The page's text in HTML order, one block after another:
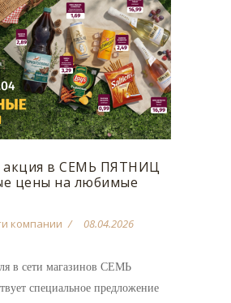
акция в СЕМЬ ПЯТНИЦ
цены на любимые
компании 08.04.2026
в сети магазинов СЕМЬ
специальное предложение